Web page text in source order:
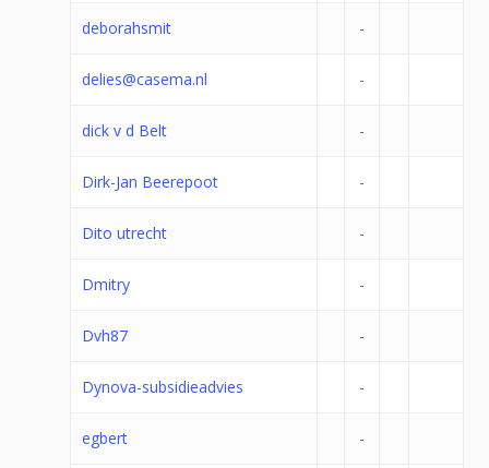
deborahsmit -
delies@casema.nl -
dick v d Belt -
Dirk-Jan Beerepoot -
Dito utrecht -
Dmitry -
Dvh87 -
Dynova-subsidieadvies -
egbert -